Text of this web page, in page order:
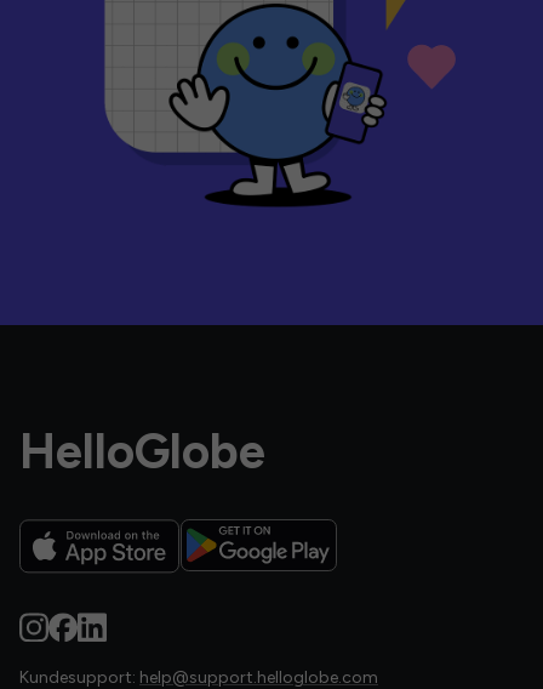
HelloGlobe
Kundesupport: help@support.helloglobe.com